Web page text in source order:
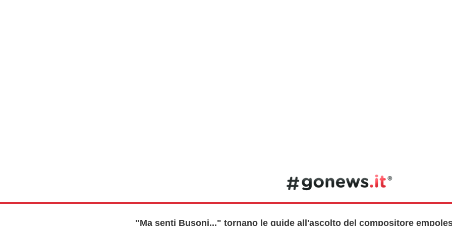
"Ma senti Busoni..." tornano le guide all'ascolto del compositore